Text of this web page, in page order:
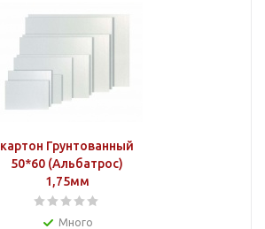
картон Грунтованный
50*60 (Альбатрос)
1,75мм
Много